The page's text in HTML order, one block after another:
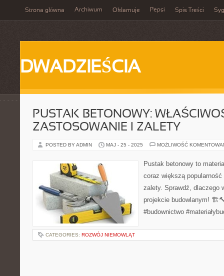
Strona główna Archiwum Okłamuje Pepsi Spis Treści
DWADZIEŚCIA
PUSTAK BETONOWY:
ZASTOSOWANIE I ZALETY
POSTED BY ADMIN MAJ - 25 - 2025 MOŻLIWOŚĆ
Pustak betonowy to
coraz większą
zalety. Sprawdź, dlaczego
projekcie budowlanym!
#budownictwo
CATEGORIES: ROZWÓJ NIEMOWLĄT